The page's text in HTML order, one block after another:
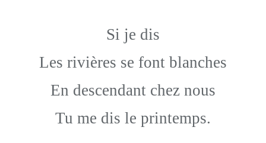
Si je dis
Les rivières se font blanches
En descendant chez nous
Tu me dis le printemps.